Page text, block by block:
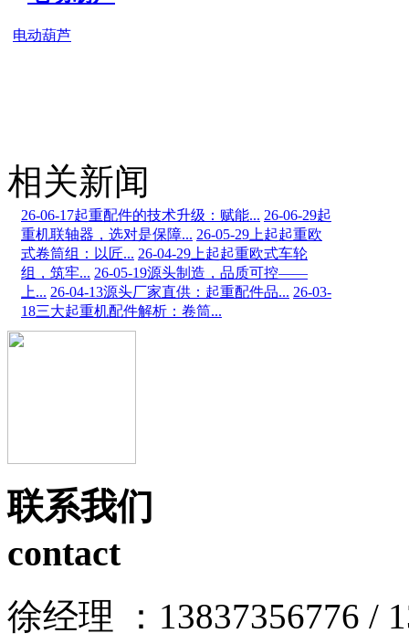
电动葫芦
相关新闻
26-06-17起重配件的技术升级：赋能... 26-06-29起
重机联轴器，选对是保障... 26-05-29 上起起重欧
式卷筒组：以匠... 26-04-29 上起起重欧式车轮
组，筑牢... 26-05-19源头制造，品质可控——
上... 26-04-13源头厂家直供：起重配件品... 26-03-
18三大起重机配件解析：卷筒...
联系我们
contact
徐经理 ：13837356776 /